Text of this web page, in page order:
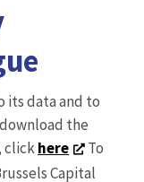
its data and to
the
clickhere
To
Capital